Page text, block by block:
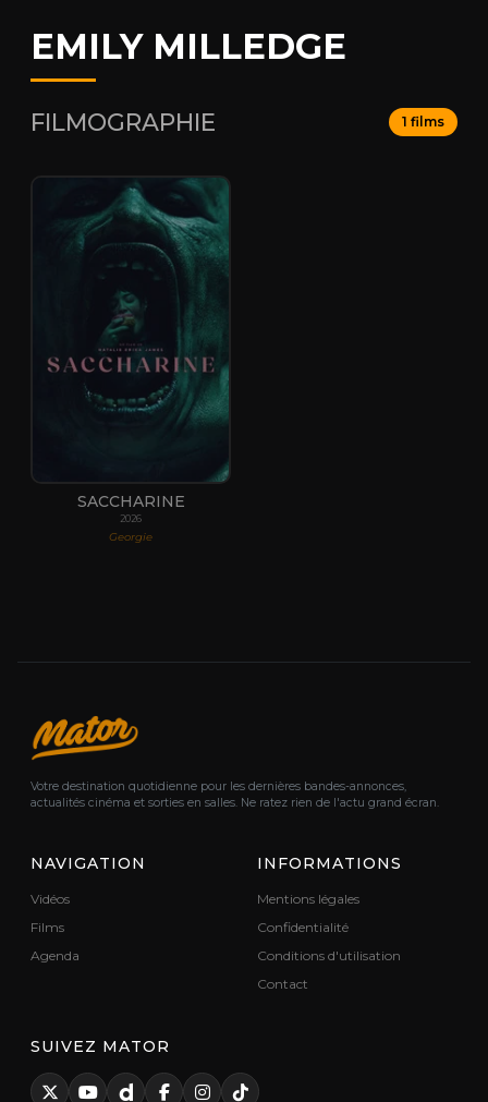
EMILY MILLEDGE
FILMOGRAPHIE 1 films
SACCHARINE
2026
Georgie
Votre destination quotidienne pour les dernières bandes-annonces,
actualités cinéma et sorties en salles. Ne ratez rien de l'actu grand écran.
NAVIGATION
Vidéos
Films
Agenda
INFORMATIONS
Mentions légales
Confidentialité
Conditions d'utilisation
Contact
SUIVEZ MATOR